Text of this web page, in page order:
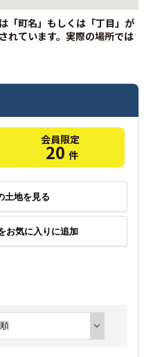
「町名」もしくは「丁目」が
ています。 実際の場所では
会員限定
20 件
土地を見る
お気に入りに追加